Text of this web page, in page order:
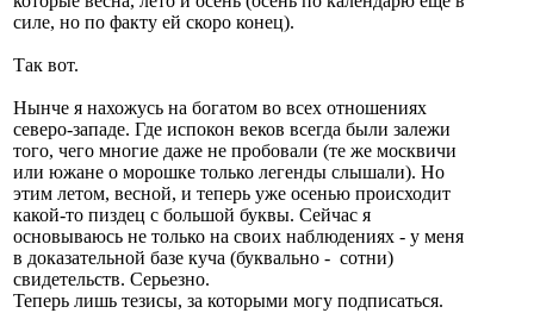
силе, но по факту ей скоро конец).
Так вот.
Нынче я нахожусь на богатом во всех отношениях
северо-западе. Где испокон веков всегда были залежи
того, чего многие даже не пробовали (те же москвичи
или южане о морошке только легенды слышали). Но
этим летом, весной, и теперь уже осенью происходит
какой-то пиздец с большой буквы. Сейчас я
основываюсь не только на своих наблюдениях - у меня
в доказательной базе куча (буквально - сотни)
свидетельств. Серьезно.
Теперь лишь тезисы, за которыми могу подписаться.